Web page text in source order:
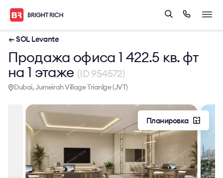
← SOL Levante
Продажа офиса 1 422.5 кв. фт
на 1 этаже (ID 954572)
Dubai, Jumeirah Village Trianlge (JVT)
Планировка